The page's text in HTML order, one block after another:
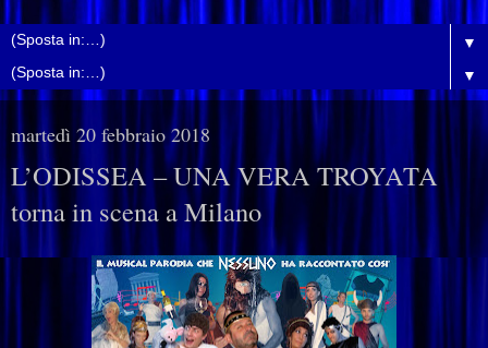
▼
▼
martedì 20 febbraio 2018
L’ODISSEA – UNA VERA TROYATA
torna in scena a Milano